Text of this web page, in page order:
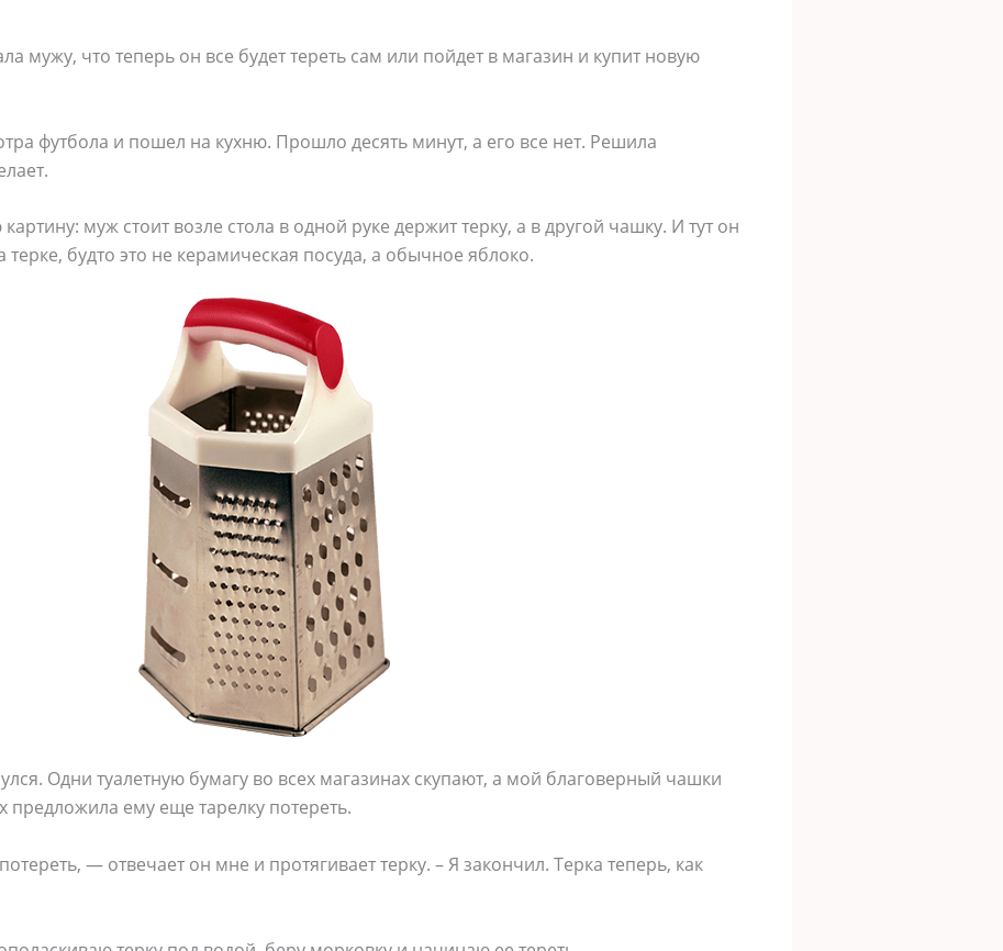
мужу, что теперь он все будет тереть сам или пойдет в магазин и купит новую
футбола и пошел на кухню. Прошло десять минут, а его все нет. Решила
муж стоит возле стола в одной руке держит терку, а в другой чашку. И тут он
терке, будто это не керамическая посуда, а обычное яблоко.
Одни туалетную бумагу во всех магазинах скупают, а мой благоверный чашки
предложила ему еще тарелку потереть.
— отвечает он мне и протягивает терку. – Я закончил. Терка теперь, как